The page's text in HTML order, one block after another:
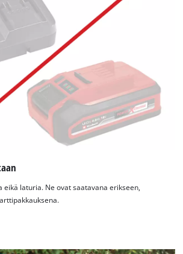
Tarvitsemme suostumuksesi palvelun
trackers that are not disclosed to the
The website owner needs to setup
Powered byUsercentrics Consent
eikä laturia. Ne ovat saatavana erikseen,